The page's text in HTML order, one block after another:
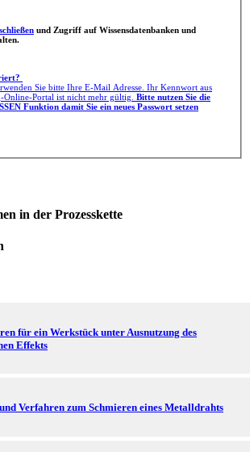
Sie bitte Ihre E-Mail Adresse. Ihr Kennwort aus
Portal ist nicht mehr gültig. Bitte nutzen Sie die
Funktion damit Sie ein neues Passwort setzen
in der Prozesskette
für ein Werkstück unter Ausnutzung des
Effekts
Verfahren zum Schmieren eines Metalldrahts